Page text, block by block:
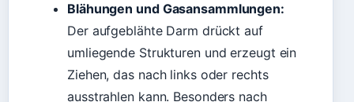
Blähungen und Gasansammlungen:
Der aufgeblähte Darm drückt auf
umliegende Strukturen und erzeugt ein
Ziehen, das nach links oder rechts
ausstrahlen kann. Besonders nach